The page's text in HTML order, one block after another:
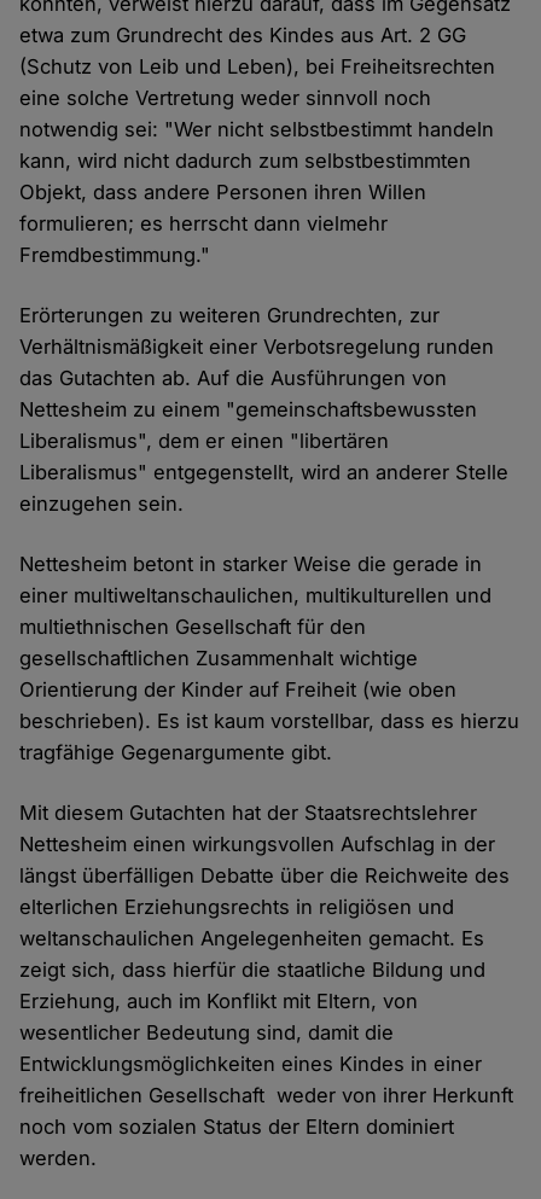
etwa zum Grundrecht des Kindes aus Art. 2 GG
(Schutz von Leib und Leben), bei Freiheitsrechten
eine solche Vertretung weder sinnvoll noch
notwendig sei: "Wer nicht selbstbestimmt handeln
kann, wird nicht dadurch zum selbstbestimmten
Objekt, dass andere Personen ihren Willen
formulieren; es herrscht dann vielmehr
Fremdbestimmung."
Erörterungen zu weiteren Grundrechten, zur
Verhältnismäßigkeit einer Verbotsregelung runden
das Gutachten ab. Auf die Ausführungen von
Nettesheim zu einem "gemeinschaftsbewussten
Liberalismus", dem er einen "libertären
Liberalismus" entgegenstellt, wird an anderer Stelle
einzugehen sein.
Nettesheim betont in starker Weise die gerade in
einer multiweltanschaulichen, multikulturellen und
multiethnischen Gesellschaft für den
gesellschaftlichen Zusammenhalt wichtige
Orientierung der Kinder auf Freiheit (wie oben
beschrieben). Es ist kaum vorstellbar, dass es hierzu
tragfähige Gegenargumente gibt.
Mit diesem Gutachten hat der Staatsrechtslehrer
Nettesheim einen wirkungsvollen Aufschlag in der
längst überfälligen Debatte über die Reichweite des
elterlichen Erziehungsrechts in religiösen und
weltanschaulichen Angelegenheiten gemacht. Es
zeigt sich, dass hierfür die staatliche Bildung und
Erziehung, auch im Konflikt mit Eltern, von
wesentlicher Bedeutung sind, damit die
Entwicklungsmöglichkeiten eines Kindes in einer
freiheitlichen Gesellschaft weder von ihrer Herkunft
noch vom sozialen Status der Eltern dominiert
werden.